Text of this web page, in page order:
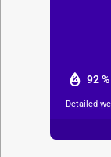
92 %
Detailed